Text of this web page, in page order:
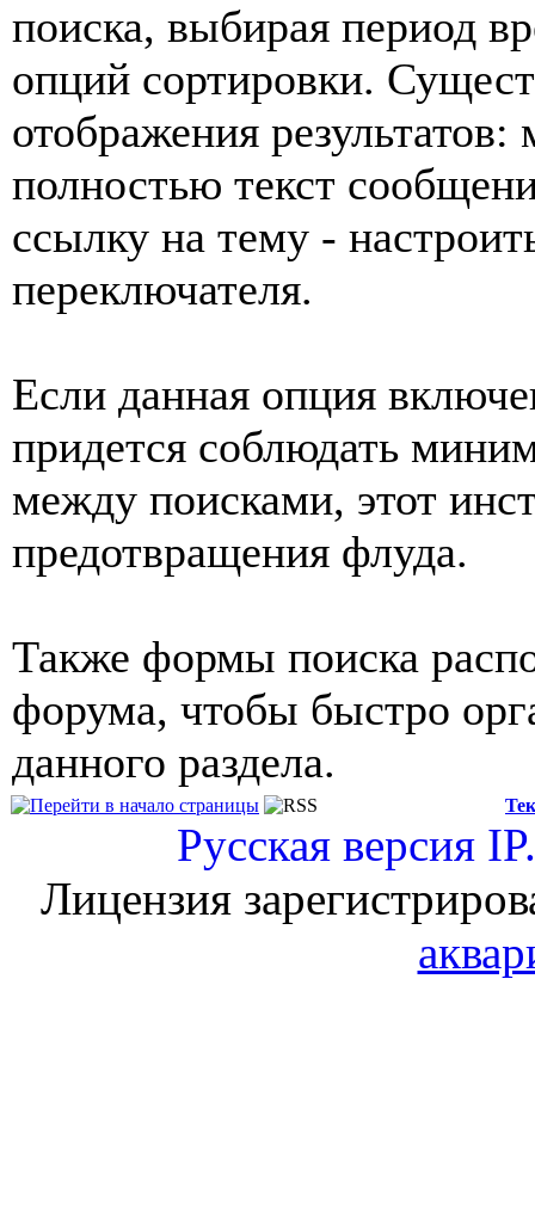
поиска, выбирая период
опций сортировки.
отображения
полностью текст
ссылку на тему -
переключателя.
Если данная опция
придется соблюдать
между поисками, этот
предотвращения флуда.
Также формы поиска
форума, чтобы быстро
данного раздела.
Русская версия
Лицензия